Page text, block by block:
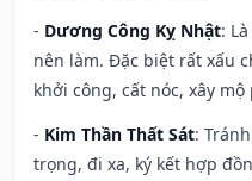
- Dương Công Kỵ Nhật:
nên làm. Đặc biệt rất xấu
khởi công, cất nóc, xây
- Kim Thần Thất Sát:
trọng, đi xa, ký kết hợp